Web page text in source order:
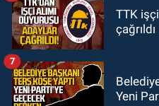
TTK
çağrıldı
Yeni
7